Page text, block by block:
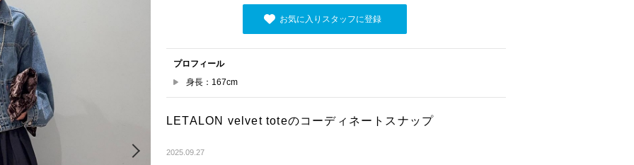
お気に入りスタッフに登録
プロフィール
身長：167cm
LETALON velvet toteのコーディネートスナップ
2025.09.27